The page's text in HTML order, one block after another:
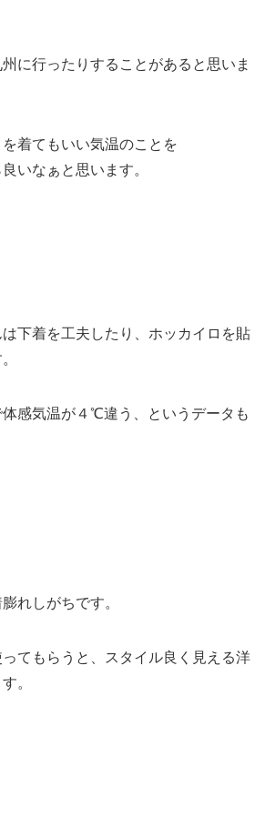
に行ったりすることがあると思いま
着てもいい気温のことを
いなぁと思います。
下着を工夫したり、ホッカイロを貼
感気温が４℃違う、というデータも
れしがちです。
てもらうと、スタイル良く見える洋
。